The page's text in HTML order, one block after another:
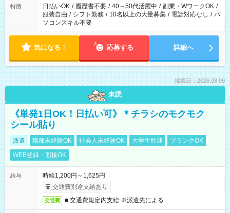
特徴 日払いOK / 履歴書不要 / 40～50代活躍中 / 副業・WワークOK /
服装自由 / シフト勤務 / 10名以上の大量募集 / 電話対応なし / パ
ソコンスキル不要
気になる！ 応募する 詳細へ
掲載日：2026.08.09
未読
《単発1日OK！日払い可》＊チラシのモクモク
シール貼り
派遣 職種未経験OK 社会人未経験OK 大学生歓迎
ブランクOK
WEB登録・面接OK
給与
時給1,200円～1,625円
交通費別途支給あり
交通費 ■ 交通費規定内支給 ※派遣先による